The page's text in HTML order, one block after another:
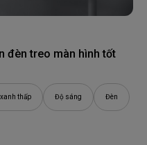
đèn treo màn hình tốt
thấp Độ sáng Đèn